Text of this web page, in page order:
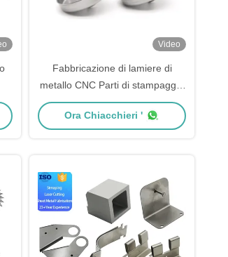
Video
Fabbricazione di lamiere di
metallo CNC Parti di stampaggio
OEM Stampaggio lamiere di
metallo di alluminio
Ora Chiacchieri '